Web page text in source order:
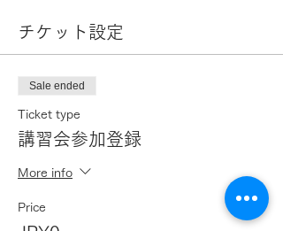
チケット設定
Sale ended
Ticket type
講習会参加登録
More info
Price